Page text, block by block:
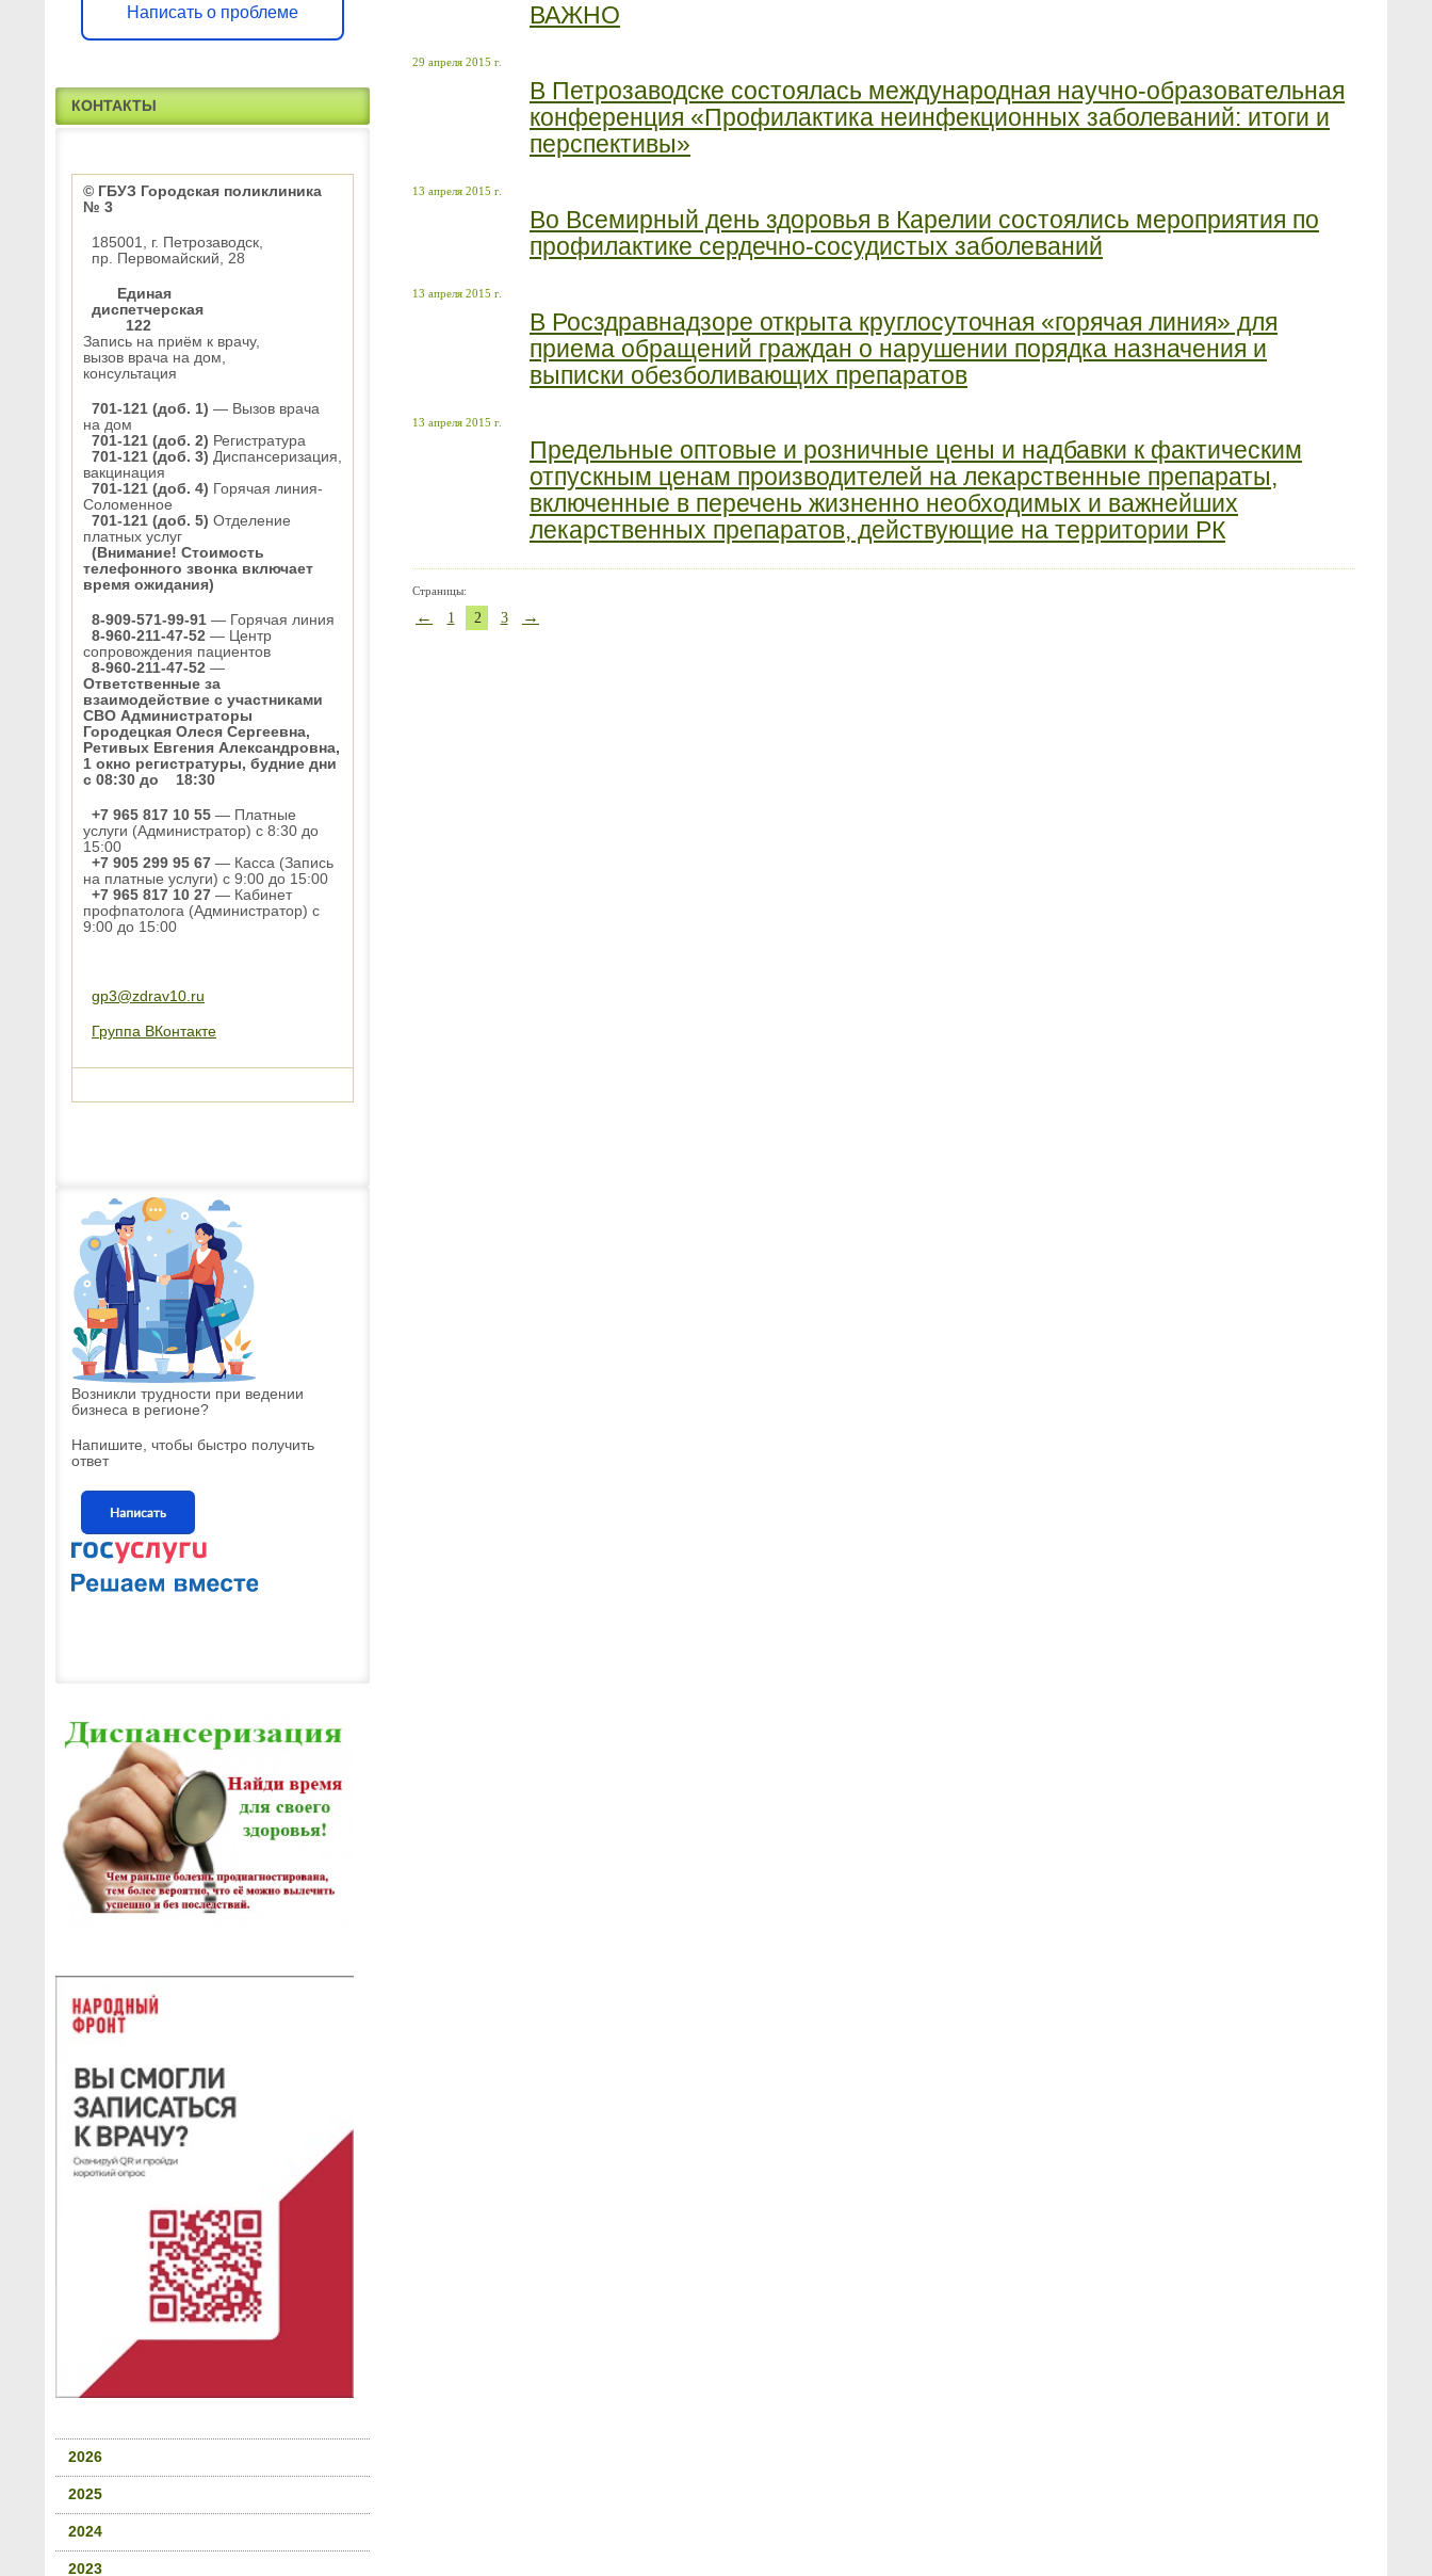
Написать о проблеме
КОНТАКТЫ
© ГБУЗ Городская поликлиника
№ 3
185001, г. Петрозаводск,
пр. Первомайский, 28
Единая
диспетчерская
122
Запись на приём к врачу,
вызов врача на дом,
консультация
701-121 (доб. 1) — Вызов врача
на дом
701-121 (доб. 2) Регистратура
701-121 (доб. 3) Диспансеризация,
вакцинация
701-121 (доб. 4) Горячая линия-
Соломенное
701-121 (доб. 5) Отделение
платных услуг
(Внимание! Стоимость
телефонного звонка включает
время ожидания)
8-909-571-99-91 — Горячая линия
8-960-211-47-52 — Центр
сопровождения пациентов
8-960-211-47-52 —
Ответственные за
взаимодействие с участниками
СВО Администраторы
Городецкая Олеся Сергеевна,
Ретивых Евгения Александровна,
1 окно регистратуры, будние дни
с 08:30 до 18:30
+7 965 817 10 55 — Платные
услуги (Администратор) с 8:30 до
15:00
+7 905 299 95 67 — Касса (Запись
на платные услуги) с 9:00 до 15:00
+7 965 817 10 27 — Кабинет
профпатолога (Администратор) с
9:00 до 15:00
gp3@zdrav10.ru
Группа ВКонтакте
Возникли трудности при ведении
бизнеса в регионе?
Напишите, чтобы быстро получить
ответ
2026
2025
2024
2023
ВАЖНО
29 апреля 2015 г.
В Петрозаводске состоялась международная научно-образовательная
конференция «Профилактика неинфекционных заболеваний: итоги и
перспективы»
13 апреля 2015 г.
Во Всемирный день здоровья в Карелии состоялись мероприятия по
профилактике сердечно-сосудистых заболеваний
13 апреля 2015 г.
В Росздравнадзоре открыта круглосуточная «горячая линия» для
приема обращений граждан о нарушении порядка назначения и
выписки обезболивающих препаратов
13 апреля 2015 г.
Предельные оптовые и розничные цены и надбавки к фактическим
отпускным ценам производителей на лекарственные препараты,
включенные в перечень жизненно необходимых и важнейших
лекарственных препаратов, действующие на территории РК
Страницы:
← 1 2 3 →